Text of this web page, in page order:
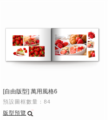
[自由版型] 萬用風格6
預設圖框數量：84
版型預覽